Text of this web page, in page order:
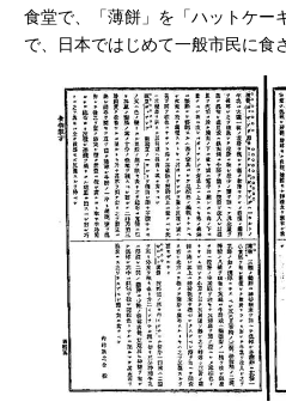
食堂で、「薄餅」を「ハットケー
で、日本ではじめて一般市民に食